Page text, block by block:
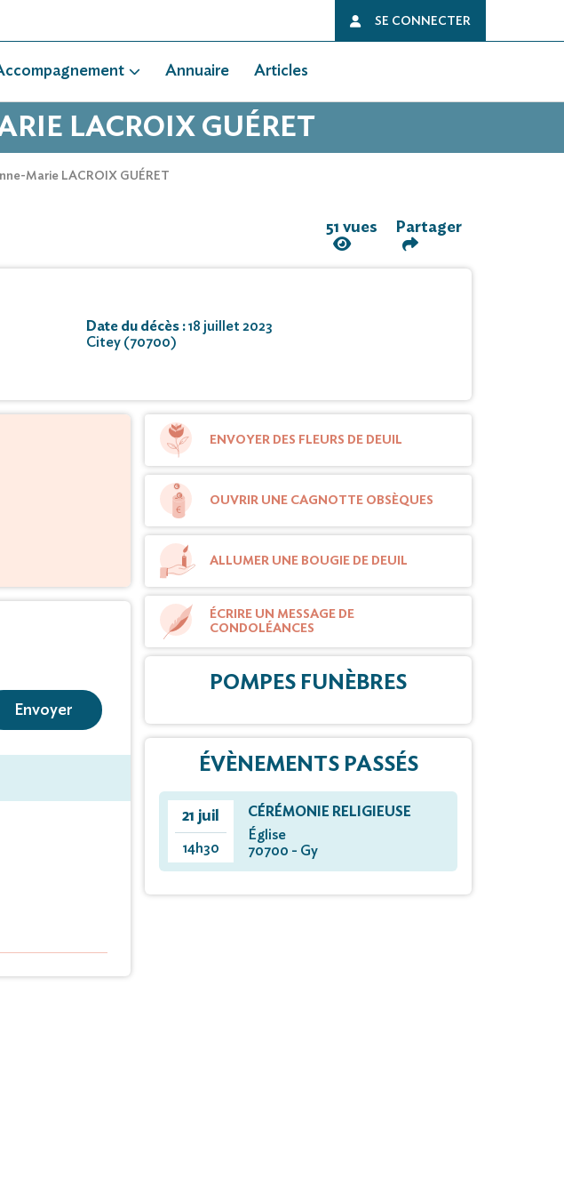
SE CONNECTER
Annuaire Articles
LACROIX GUÉRET
Marie LACROIX GUÉRET
51 vues Partager
Date du décès :18 juillet 2023
Citey (70700)
Envoyer
ENVOYER DES FLEURS DE DEUIL
OUVRIR UNE CAGNOTTE OBSÈQUES
ALLUMER UNE BOUGIE DE DEUIL
ÉCRIRE UN MESSAGE DE
CONDOLÉANCES
POMPES FUNÈBRES
ÉVÈNEMENTS PASSÉS
21 juil
14h30
CÉRÉMONIE RELIGIEUSE
Église
70700 - Gy